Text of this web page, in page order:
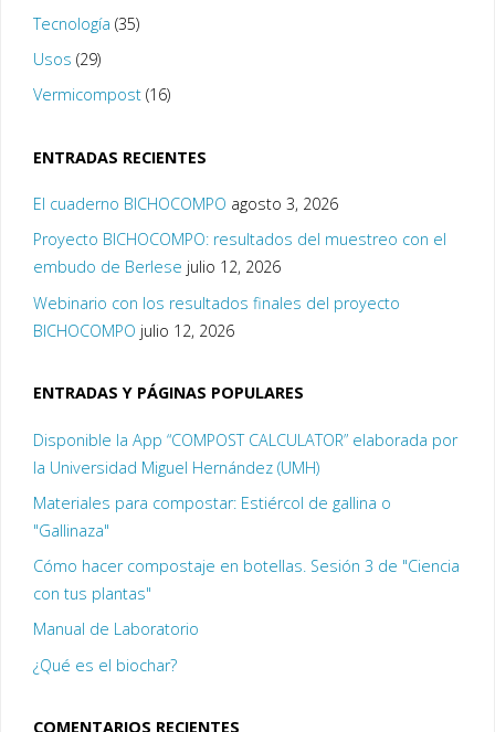
Tecnología (35)
Usos (29)
Vermicompost(16)
ENTRADAS RECIENTES
El cuaderno BICHOCOMPO agosto 3, 2026
Proyecto BICHOCOMPO: resultados del muestreo con el
embudo de Berlese julio 12, 2026
Webinario con los resultados finales del proyecto
BICHOCOMPO julio 12, 2026
ENTRADAS Y PÁGINAS POPULARES
Disponible la App “COMPOST CALCULATOR” elaborada por
la Universidad Miguel Hernández (UMH)
Materiales para compostar: Estiércol de gallina o
"Gallinaza"
Cómo hacer compostaje en botellas. Sesión 3 de "Ciencia
con tus plantas"
Manual de Laboratorio
¿Qué es el biochar?
COMENTARIOS RECIENTES